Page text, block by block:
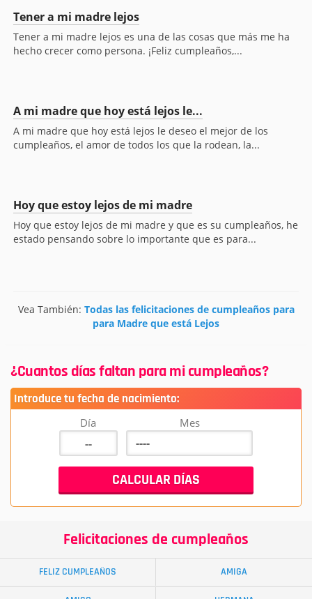
Tener a mi madre lejos
Tener a mi madre lejos es una de las cosas que más me ha
hecho crecer como persona. ¡Feliz cumpleaños,...
A mi madre que hoy está lejos le...
A mi madre que hoy está lejos le deseo el mejor de los
cumpleaños, el amor de todos los que la rodean, la...
Hoy que estoy lejos de mi madre
Hoy que estoy lejos de mi madre y que es su cumpleaños, he
estado pensando sobre lo importante que es para...
Vea También: Todas las felicitaciones de cumpleaños para
para Madre que está Lejos
¿Cuantos días faltan para mi cumpleaños?
Introduce tu fecha de nacimiento:
Día Mes
Felicitaciones de cumpleaños
FELIZ CUMPLEAÑOS AMIGA